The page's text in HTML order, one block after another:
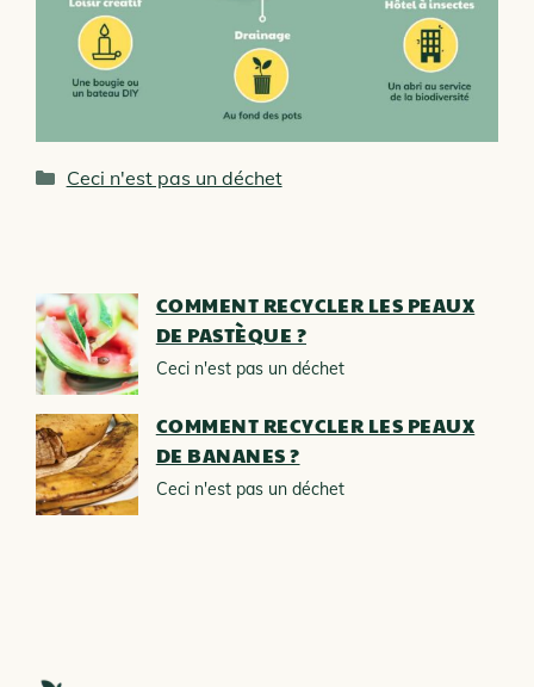
Catégories
Ceci n'est pas un déchet
COMMENT RECYCLER LES PEAUX
DE PASTÈQUE ?
Ceci n'est pas un déchet
COMMENT RECYCLER LES PEAUX
DE BANANES ?
Ceci n'est pas un déchet